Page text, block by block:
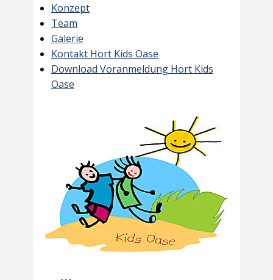
Konzept
Team
Galerie
Kontakt Hort Kids Oase
Download Voranmeldung Hort Kids
Oase